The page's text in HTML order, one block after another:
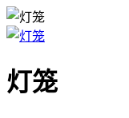
灯笼